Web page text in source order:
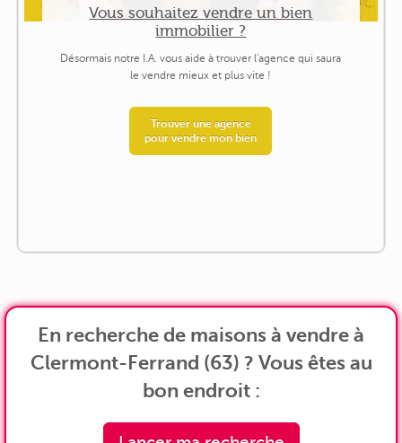
Vous souhaitez vendre un bien
immobilier ?
Désormais notre I.A. vous aide à trouver l'agence qui saura
le vendre mieux et plus vite !
Trouver une agence
pour vendre mon bien
En recherche de maisons à vendre à
Clermont-Ferrand (63) ? Vous êtes au
bon endroit :